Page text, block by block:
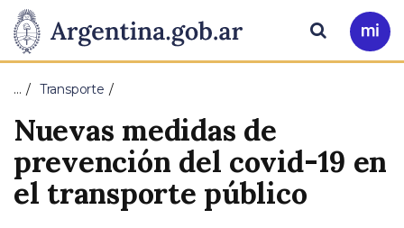
Presidencia
de
la
Nación
Pasar al contenido principal
Ir
a
Buscar
… Transporte
Nuevas medidas de
prevención del covid-19 en
el transporte público